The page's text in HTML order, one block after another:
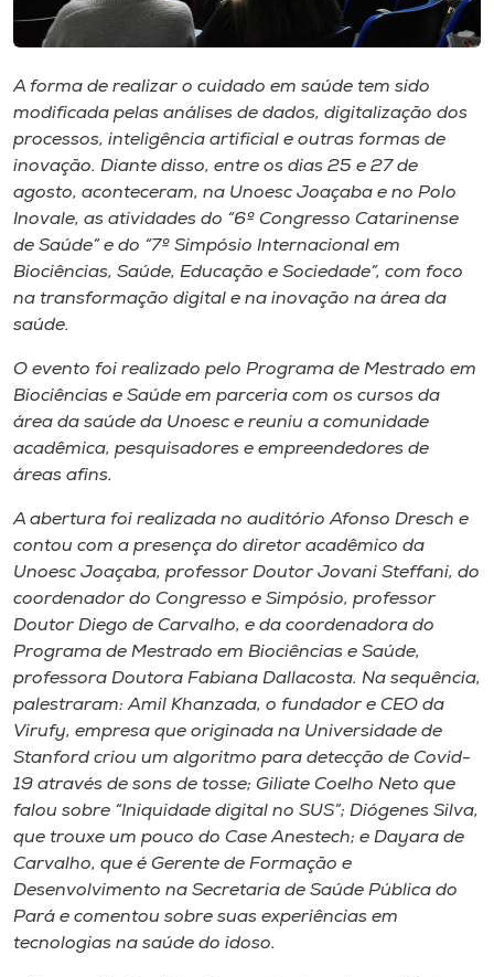
Unoesc
Store
Selecione
o idioma
A+
A-
A forma de realizar o cuidado em saúde tem sido
modificada pelas análises de dados, digitalização dos
processos, inteligência artificial e outras formas de
inovação. Diante disso, entre os dias 25 e 27 de
agosto, aconteceram, na Unoesc Joaçaba e no Polo
Inovale, as atividades do “6º Congresso Catarinense
de Saúde” e do “7º Simpósio Internacional em
Biociências, Saúde, Educação e Sociedade”, com foco
na transformação digital e na inovação na área da
saúde.
O evento foi realizado pelo Programa de Mestrado em
Biociências e Saúde em parceria com os cursos da
área da saúde da Unoesc e reuniu a comunidade
acadêmica, pesquisadores e empreendedores de
áreas afins.
A abertura foi realizada no auditório Afonso Dresch e
contou com a presença do diretor acadêmico da
Unoesc Joaçaba, professor Doutor Jovani Steffani, do
coordenador do Congresso e Simpósio, professor
Doutor Diego de Carvalho, e da coordenadora do
Programa de Mestrado em Biociências e Saúde,
professora Doutora Fabiana Dallacosta. Na sequência,
palestraram: Amil Khanzada, o fundador e CEO da
Virufy, empresa que originada na Universidade de
Stanford criou um algoritmo para detecção de Covid-
19 através de sons de tosse; Giliate Coelho Neto que
falou sobre “Iniquidade digital no SUS”; Diógenes Silva,
que trouxe um pouco do Case Anestech; e Dayara de
Carvalho, que é Gerente de Formação e
Desenvolvimento na Secretaria de Saúde Pública do
Pará e comentou sobre suas experiências em
tecnologias na saúde do idoso.